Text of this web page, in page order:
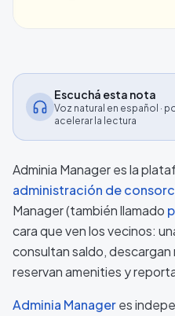
Escuchá esta nota
Voz natural en español ·
acelerar la lectura
Adminia Manager es la
administración de
Manager (también llamado
cara que ven los vecinos:
consultan saldo, descargan
reservan amenities y
Adminia Manageres